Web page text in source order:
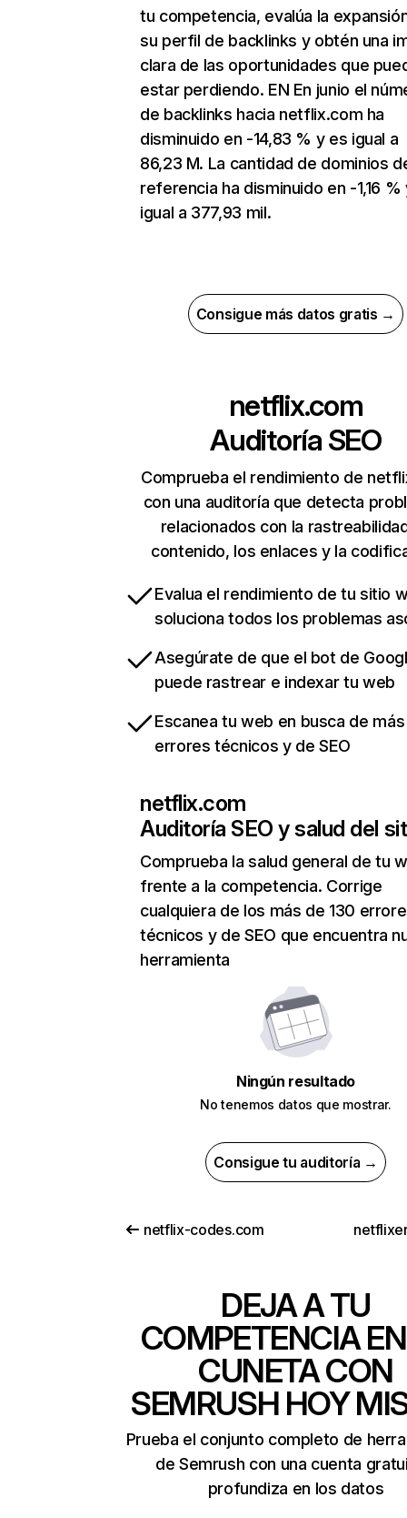
tu competencia, evalúa la
su perfil de backlinks y obtén una
clara de las oportunidades que
estar perdiendo. EN En junio el
de backlinks hacia netflix.com ha
disminuido en -14,83 % y es igual a
86,23 M. La cantidad de dominios
referencia ha disminuido en -1,16 %
igual a 377,93 mil.
Consigue más datos gratis →
netflix.com
Auditoría SEO
Comprueba el rendimiento de
con una auditoría que detecta
relacionados con la
contenido, los enlaces y la
Evalua el rendimiento de tu sitio
soluciona todos los problemas
Asegúrate de que el bot de
puede rastrear e indexar tu web
Escanea tu web en busca de
errores técnicos y de SEO
netflix.com
Auditoría SEO y salud del
Comprueba la salud general de tu
frente a la competencia. Corrige
cualquiera de los más de 130
técnicos y de SEO que encuentra
herramienta
Ningún resultado
No tenemos datos que mostrar.
Consigue tu auditoría →
netflix-codes.com
DEJA A TU
COMPETENCIA
CUNETA CON
SEMRUSH HOY
Prueba el conjunto completo de
de Semrush con una cuenta
profundiza en los datos